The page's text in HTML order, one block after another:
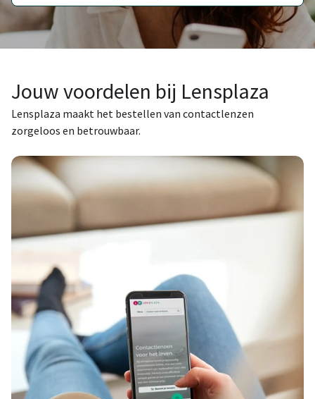
Jouw voordelen bij Lensplaza
Lensplaza maakt het bestellen van contactlenzen
zorgeloos en betrouwbaar.
Nooit meer zonder je contactlenzen
Eenvoudig besteld, snel geleverd – en dankzij slimme
herinneringen nooit meer zonder lenzen.